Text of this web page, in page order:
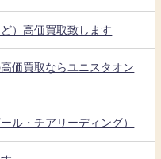
）高価買取致します
価買取ならユニスタオン
ル・チアリーディング）